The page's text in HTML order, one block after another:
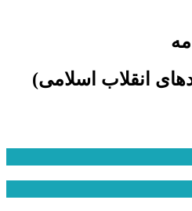
انقلاب اسلامی​)